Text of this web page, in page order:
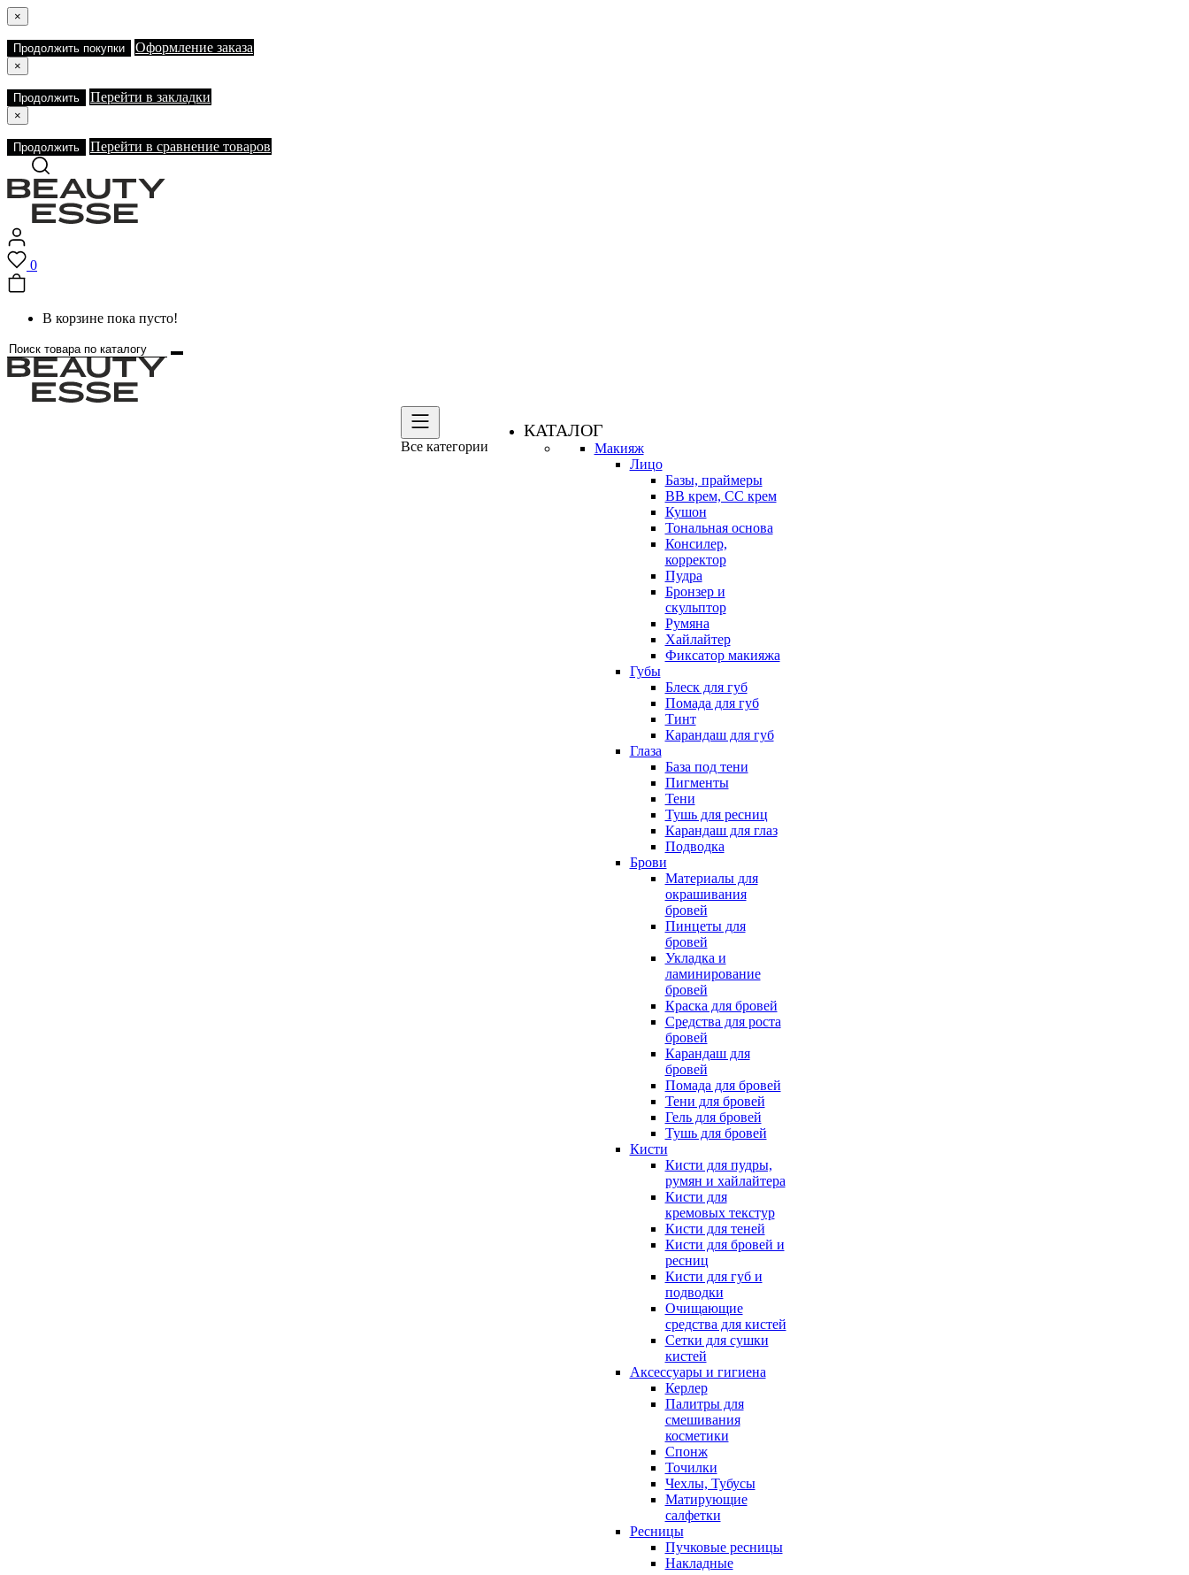
×
Продолжить покупки Оформление заказа
×
Продолжить Перейти в закладки
×
Продолжить Перейти в сравнение товаров
0
В корзине пока пусто!
Все категории
КАТАЛОГ
Макияж
Лицо
Базы, праймеры
BB крем, CC крем
Кушон
Тональная основа
Консилер,
корректор
Пудра
Бронзер и
скульптор
Румяна
Хайлайтер
Фиксатор макияжа
Губы
Блеск для губ
Помада для губ
Тинт
Карандаш для губ
Глаза
База под тени
Пигменты
Тени
Тушь для ресниц
Карандаш для глаз
Подводка
Брови
Материалы для
окрашивания
бровей
Пинцеты для
бровей
Укладка и
ламинирование
бровей
Краска для бровей
Средства для роста
бровей
Карандаш для
бровей
Помада для бровей
Тени для бровей
Гель для бровей
Тушь для бровей
Кисти
Кисти для пудры,
румян и хайлайтера
Кисти для
кремовых текстур
Кисти для теней
Кисти для бровей и
ресниц
Кисти для губ и
подводки
Очищающие
средства для кистей
Сетки для сушки
кистей
Аксессуары и гигиена
Керлер
Палитры для
смешивания
косметики
Спонж
Точилки
Чехлы, Тубусы
Матирующие
салфетки
Ресницы
Пучковые ресницы
Накладные